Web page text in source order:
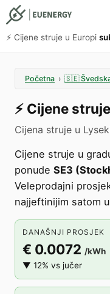
⚡️ Cijene struje u Europi
Početna › 🇸🇪
⚡️ Cijene struje
Cijena struje u
Cijene struje u
ponude SE3
Veleprodajni
najjeftinijim satom
DANAŠNJI PROSJEK
€ 0.0072 /kWh
▼ 12% vs jučer